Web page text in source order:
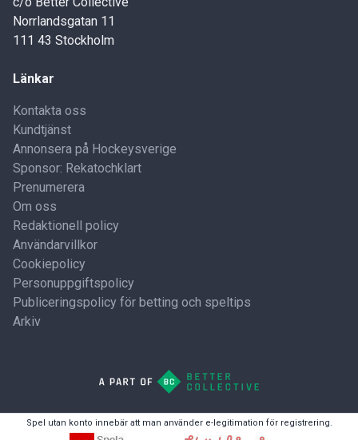
Norrlandsgatan 11
111 43 Stockholm
Länkar
Kontakta oss
Kundtjänst
Annonsera på Hockeysverige
Sponsor: Rekatochklart
Prenumerera
Om oss
Redaktionell policy
Användarvillkor
Cookiepolicy
Personuppgiftspolicy
Publiceringspolicy för betting och speltips
Arkiv
Spel utan konto innebär att man använder e-legitimation för registrering.